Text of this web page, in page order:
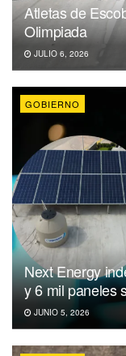
Atletas de
Olimpiada
JULIO 6, 2026
GOBIERNO
Next Energy
y 6 mil paneles
JUNIO 5, 2026